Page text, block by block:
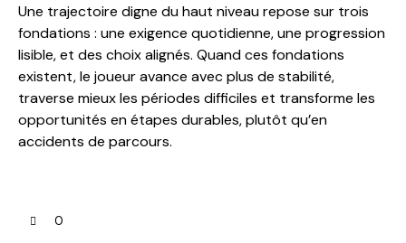
Une trajectoire digne du haut niveau repose sur trois
fondations : une exigence quotidienne, une progression
lisible, et des choix alignés. Quand ces fondations
existent, le joueur avance avec plus de stabilité,
traverse mieux les périodes difficiles et transforme les
opportunités en étapes durables, plutôt qu’en
accidents de parcours.
0